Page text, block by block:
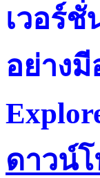
เวอร์ชั่
อย่าง
ดาวน์